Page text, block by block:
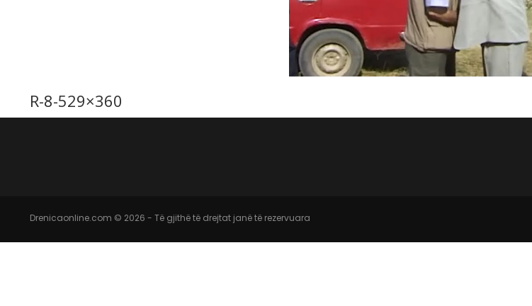
R-8-529×360
Drenicaonline.com © 2026 - Të gjithë të drejtat janë të rezervuara